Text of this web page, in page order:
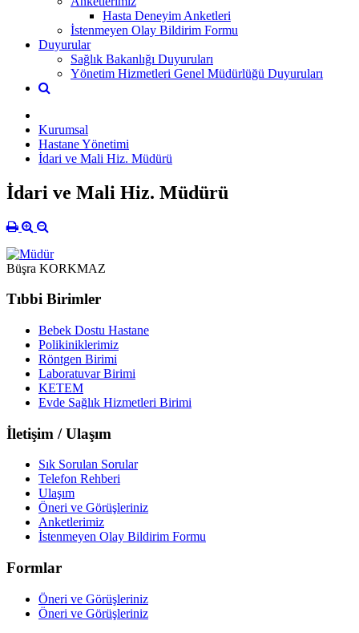
Hasta Deneyim Anketleri
İstenmeyen Olay Bildirim Formu
Duyurular
Sağlık Bakanlığı Duyuruları
Yönetim Hizmetleri Genel Müdürlüğü Duyuruları
Kurumsal
Hastane Yönetimi
İdari ve Mali Hiz. Müdürü
İdari ve Mali Hiz. Müdürü
Büşra KORKMAZ
Tıbbi Birimler
Bebek Dostu Hastane
Polikiniklerimiz
Röntgen Birimi
Laboratuvar Birimi
KETEM
Evde Sağlık Hizmetleri Birimi
İletişim / Ulaşım
Sık Sorulan Sorular
Telefon Rehberi
Ulaşım
Öneri ve Görüşleriniz
Anketlerimiz
İstenmeyen Olay Bildirim Formu
Formlar
Öneri ve Görüşleriniz
Öneri ve Görüşleriniz